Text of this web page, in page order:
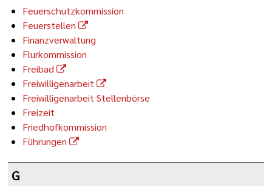
Feuerschutzkommission
Feuerstellen
Finanzverwaltung
Flurkommission
Freibad
Freiwilligenarbeit
Freiwilligenarbeit Stellenbörse
Freizeit
Friedhofkommission
Führungen
G